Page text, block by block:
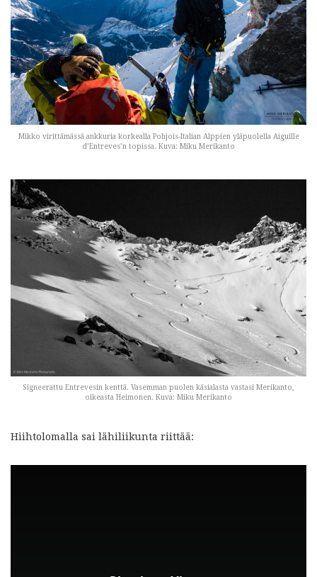
Mikko virittämässä ankkuria korkealla Pohjois-Italian Alppien yläpuolella Aiguille
d’Entreves’n topissa. Kuva: Miku Merikanto
Signeerattu Entrevesin kenttä. Vasemman puolen käsialasta vastasi Merikanto,
oikeasta Heimonen. Kuva: Miku Merikanto
Hiihtolomalla sai lähiliikunta riittää: